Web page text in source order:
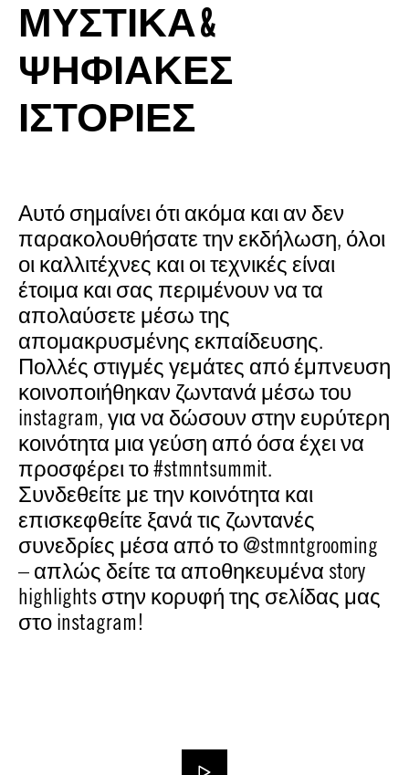
ΜΥΣΤΙΚΑ &
ΨΗΦΙΑΚΕΣ
ΙΣΤΟΡΙΕΣ
Αυτό σημαίνει ότι ακόμα και αν δεν
παρακολουθήσατε την εκδήλωση, όλοι
οι καλλιτέχνες και οι τεχνικές είναι
έτοιμα και σας περιμένουν να τα
απολαύσετε μέσω της
απομακρυσμένης εκπαίδευσης.
Πολλές στιγμές γεμάτες από έμπνευση
κοινοποιήθηκαν ζωντανά μέσω του
instagram, για να δώσουν στην ευρύτερη
κοινότητα μια γεύση από όσα έχει να
προσφέρει το #stmntsummit.
Συνδεθείτε με την κοινότητα και
επισκεφθείτε ξανά τις ζωντανές
συνεδρίες μέσα από το @stmntgrooming
– απλώς δείτε τα αποθηκευμένα story
highlights στην κορυφή της σελίδας μας
στο instagram!